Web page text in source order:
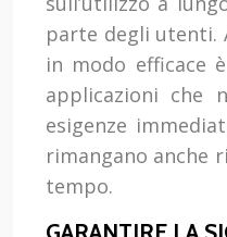
parte degli utenti.
in modo efficace
applicazioni che
esigenze
rimangano anche
tempo.